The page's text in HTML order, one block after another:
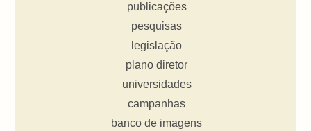
publicações
pesquisas
legislação
plano diretor
universidades
campanhas
banco de imagens